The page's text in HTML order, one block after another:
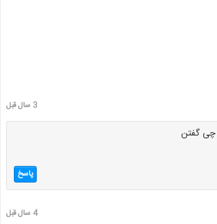
3 سال قبل
چی گفتن
پاسخ
4 سال قبل